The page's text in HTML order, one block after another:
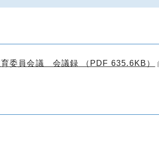
委員会議 会議録 （PDF 635.6KB）